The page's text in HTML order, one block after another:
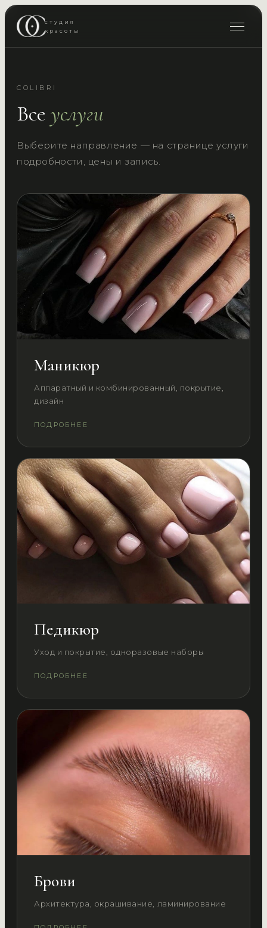
студия
красоты
COLIBRI
Все услуги
Выберите направление — на странице услуги
подробности, цены и запись.
Маникюр
Аппаратный и комбинированный, покрытие,
дизайн
ПОДРОБНЕЕ
Педикюр
Уход и покрытие, одноразовые наборы
ПОДРОБНЕЕ
Брови
Архитектура, окрашивание, ламинирование